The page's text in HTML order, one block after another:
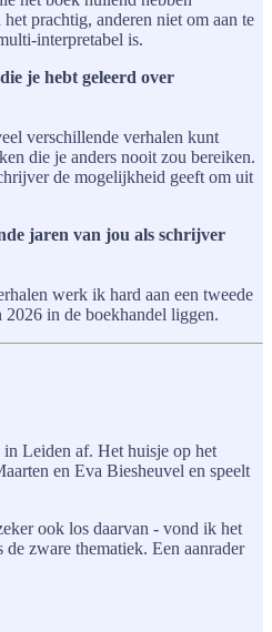
prachtig, anderen niet om aan te
interpretabel is.
je hebt geleerd over
verschillende verhalen kunt
die je anders nooit zou bereiken.
de mogelijkheid geeft om uit
jaren van jou als schrijver
werk ik hard aan een tweede
in de boekhandel liggen.
in Leiden af. Het huisje op het
en Eva Biesheuvel en speelt
ook los daarvan - vond ik het
zware thematiek. Een aanrader